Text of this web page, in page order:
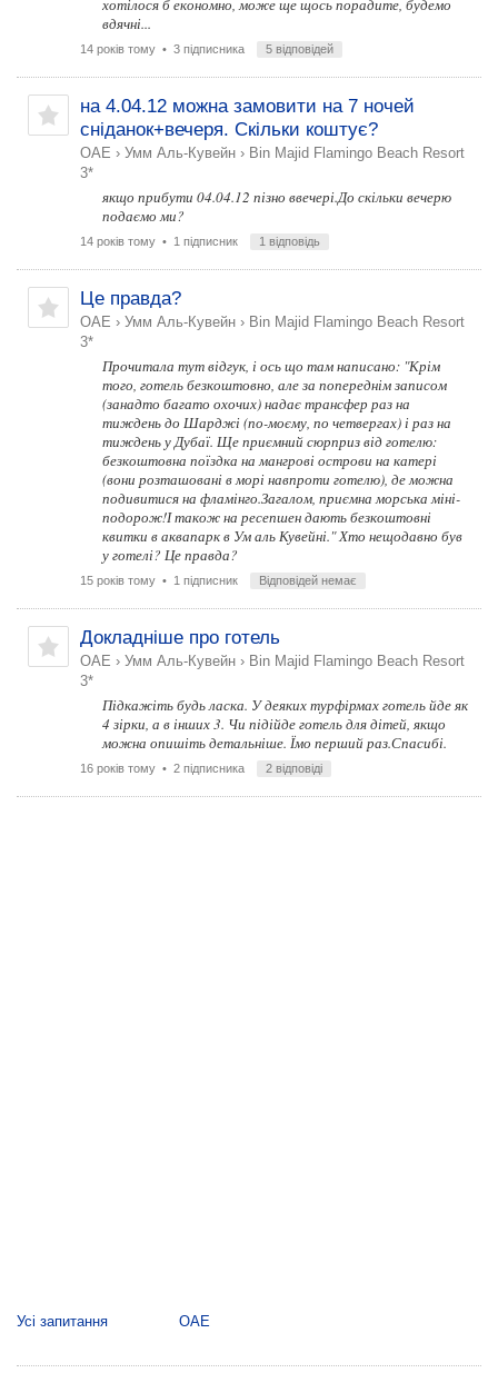
хотілося б економно, може ще щось порадите, будемо
вдячні...
14 років тому • 3 підписника 5 відповідей
на 4.04.12 можна замовити на 7 ночей
сніданок+вечеря. Скільки коштує?
ОАЕ › Умм Аль-Кувейн › Bin Majid Flamingo Beach Resort
3*
якщо прибути 04.04.12 пізно ввечері.До скільки вечерю
подаємо ми?
14 років тому • 1 підписник 1 відповідь
Це правда?
ОАЕ › Умм Аль-Кувейн › Bin Majid Flamingo Beach Resort
3*
Прочитала тут відгук, і ось що там написано: "Крім
того, готель безкоштовно, але за попереднім записом
(занадто багато охочих) надає трансфер раз на
тиждень до Шарджі (по-моєму, по четвергах) і раз на
тиждень у Дубаї. Ще приємний сюрприз від готелю:
безкоштовна поїздка на мангрові острови на катері
(вони розташовані в морі навпроти готелю), де можна
подивитися на фламінго.Загалом, приємна морська міні-
подорож!І також на ресепшен дають безкоштовні
квитки в аквапарк в Ум аль Кувейні." Хто нещодавно був
у готелі? Це правда?
15 років тому • 1 підписник Відповідей немає
Докладніше про готель
ОАЕ › Умм Аль-Кувейн › Bin Majid Flamingo Beach Resort
3*
Підкажіть будь ласка. У деяких турфірмах готель йде як
4 зірки, а в інших 3. Чи підійде готель для дітей, якщо
можна опишіть детальніше. Їмо перший раз.Спасибі.
16 років тому • 2 підписника 2 відповіді
Усі запитання ОАЕ